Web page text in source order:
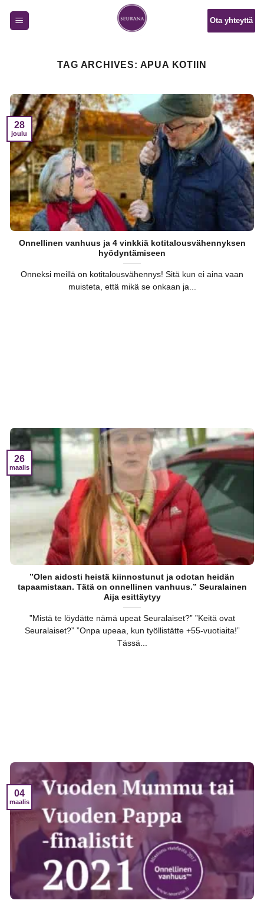
Ota yhteyttä
TAG ARCHIVES: APUA KOTIIN
Onnellinen vanhuus ja 4 vinkkiä kotitalousvähennyksen
hyödyntämiseen
Onneksi meillä on kotitalousvähennys! Sitä kun ei aina vaan
muisteta, että mikä se onkaan ja...
28
joulu
”Olen aidosti heistä kiinnostunut ja odotan heidän
tapaamistaan. Tätä on onnellinen vanhuus.” Seuralainen
Aija esittäytyy
”Mistä te löydätte nämä upeat Seuralaiset?” ”Keitä ovat
Seuralaiset?” ”Onpa upeaa, kun työllistätte +55-vuotiaita!”
Tässä...
26
maalis
04
maalis